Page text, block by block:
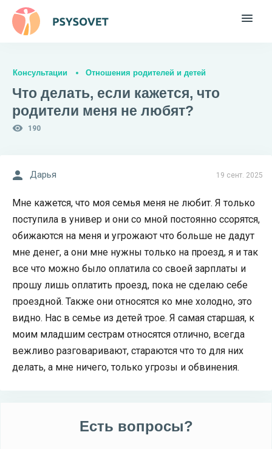
Консультации Отношения родителей и детей
Что делать, если кажется, что
родители меня не любят?
190
19 сент. 2025
Дарья
Мне кажется, что моя семья меня не любит. Я только
поступила в универ и они со мной постоянно ссорятся,
обижаются на меня и угрожают что больше не дадут
мне денег, а они мне нужны только на проезд, я и так
все что можно было оплатила со своей зарплаты и
прошу лишь оплатить проезд, пока не сделаю себе
проездной. Также они относятся ко мне холодно, это
видно. Нас в семье из детей трое. Я самая старшая, к
моим младшим сестрам относятся отлично, всегда
вежливо разговаривают, стараются что то для них
делать, а мне ничего, только угрозы и обвинения.
Есть вопросы?